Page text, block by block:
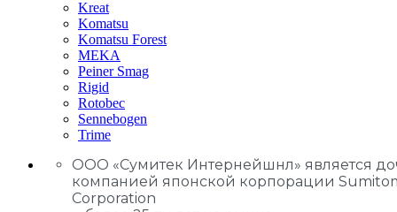
Kreat
Komatsu
Komatsu Forest
MEKA
Peiner Smag
Rigid
Rotobec
Sennebogen
Trime
ООО «Сумитек Интернейшнл» является
компанией японской корпорации
Corporation